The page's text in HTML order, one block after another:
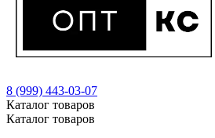
8 (999) 443-03-07
Каталог товаров
Каталог товаров